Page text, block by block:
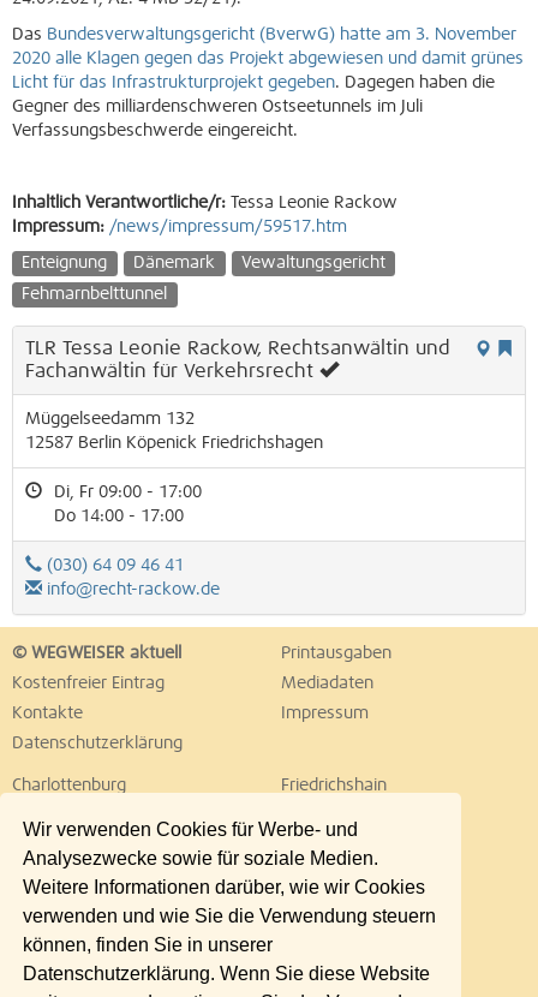
Wir verwenden Cookies für Werbe- und
Analysezwecke sowie für soziale Medien.
Weitere Informationen darüber, wie wir Cookies
verwenden und wie Sie die Verwendung steuern
können, finden Sie in unserer
Datenschutzerklärung. Wenn Sie diese Website
Das Bundesverwaltungsgericht (BverwG) hatte am 3. November
2020 alle Klagen gegen das Projekt abgewiesen und damit grünes
Licht für das Infrastrukturprojekt gegeben. Dagegen haben die
Gegner des milliardenschweren Ostseetunnels im Juli
Verfassungsbeschwerde eingereicht.
Inhaltlich Verantwortliche/r:
Tessa Leonie Rackow
Impressum: /news/impressum/59517.htm
Enteignung Dänemark
Vewaltungsgericht
Fehmarnbelttunnel
TLR Tessa Leonie Rackow, Rechtsanwältin und
Fachanwältin für Verkehrsrecht
Müggelseedamm 132
12587 Berlin Köpenick Friedrichshagen
Di, Fr 09:00 - 17:00
Do 14:00 - 17:00
(030) 64 09 46 41
info@recht-rackow.de
© WEGWEISER aktuell
Printausgaben
Kostenfreier Eintrag
Mediadaten
Kontakte
Impressum
Datenschutzerklärung
Charlottenburg
Friedrichshain
Lichtenberg
Marzahn
Neukölln
Pankow
Reinickendorf
Schöneberg